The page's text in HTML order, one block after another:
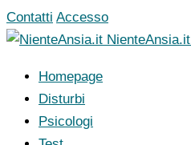
Vai
al
Contatti Accesso
NienteAnsia.it
Homepage
Disturbi
Psicologi